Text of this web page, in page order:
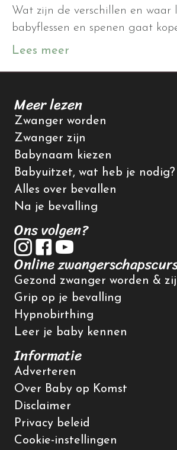
Wat zijn de verschillen en waar
babyflessen en spenen gaat
Lees meer
Meer lezen
Zwanger worden
Zwanger zijn
Babynaam kiezen
Babyuitzet, wat heb je nodig?
Alles over bevallen
Na je bevalling
Ons volgen?
Online
Gezond zwanger worden &
Grip op je bevalling
Hypnobirthing
Leer je baby kennen
Informatie
Adverteren
Over Baby op Komst
Disclaimer
Privacy beleid
Cookie-instellingen